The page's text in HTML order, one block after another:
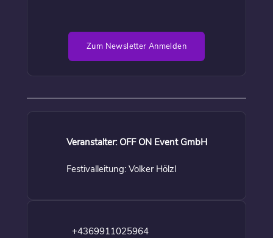
Zum Newsletter Anmelden
Veranstalter: OFF ON Event GmbH
Festivalleitung: Volker Hölzl
+4369911025964